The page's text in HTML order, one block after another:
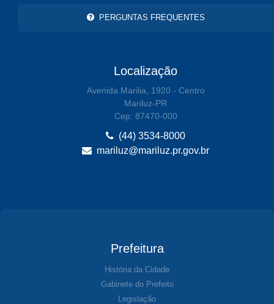
PERGUNTAS FREQUENTES
Localização
Avenida Marilia, 1920 - Centro
Mariluz-PR
Cep: 87470-000
(44) 3534-8000
mariluz@mariluz.pr.gov.br
Prefeitura
História da Cidade
Gabinete do Prefeito
Legislação